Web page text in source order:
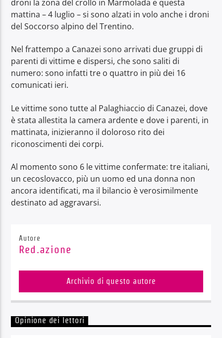
droni la zona del crollo in Marmolada e questa
mattina – 4 luglio – si sono alzati in volo anche i droni
del Soccorso alpino del Trentino.
Nel frattempo a Canazei sono arrivati due gruppi di
parenti di vittime e dispersi, che sono saliti di
numero: sono infatti tre o quattro in più dei 16
comunicati ieri.
Le vittime sono tutte al Palaghiaccio di Canazei, dove
è stata allestita la camera ardente e dove i parenti, in
mattinata, inizieranno il doloroso rito dei
riconoscimenti dei corpi.
Al momento sono 6 le vittime confermate: tre italiani,
un cecoslovacco, più un uomo ed una donna non
ancora identificati, ma il bilancio è verosimilmente
destinato ad aggravarsi.
Autore
Red.azione
Archivio di questo autore
Opinione dei lettori